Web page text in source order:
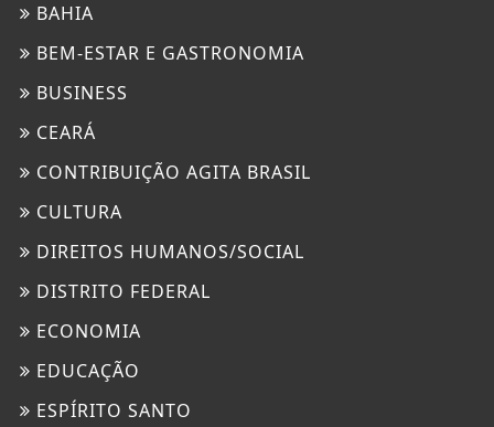
BAHIA
BEM-ESTAR E GASTRONOMIA
BUSINESS
CEARÁ
CONTRIBUIÇÃO AGITA BRASIL
CULTURA
DIREITOS HUMANOS/SOCIAL
DISTRITO FEDERAL
ECONOMIA
EDUCAÇÃO
ESPÍRITO SANTO